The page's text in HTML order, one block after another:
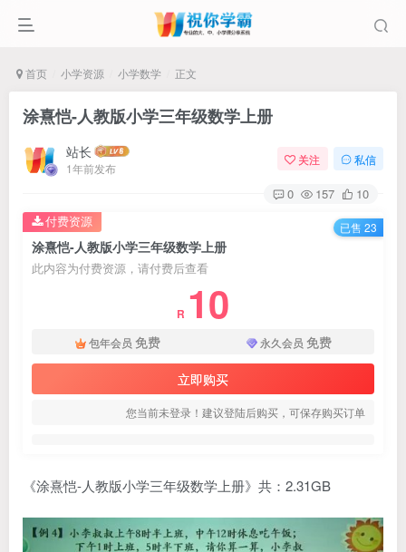
首页 小学资源 小学数学 正文
涂熹恺-人教版小学三年级数学上册
站长
1年前发布
关注 私信
0 157 10
涂熹恺-人教版小学三年级数学上册
此内容为付费资源，请付费后查看
R 10
包年会员 免费 永久会员 免费
立即购买
您当前未登录！建议登陆后购买，可保存购买订单
付费资源 已售 23
《涂熹恺-人教版小学三年级数学上册》共：2.31GB